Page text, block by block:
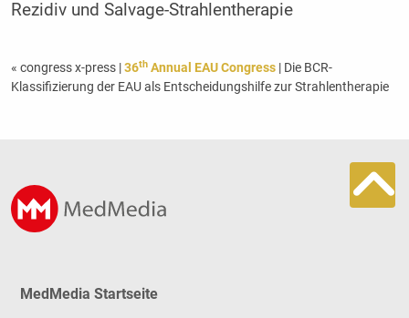
Rezidiv und Salvage-Strahlentherapie
« congress x-press |36thAnnual EAU Congress| Die BCR-
Klassifizierung der EAU als Entscheidungshilfe zur Strahlentherapie
MedMedia Startseite